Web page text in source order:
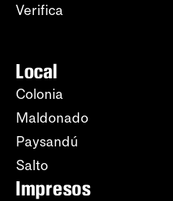
Verifica
Local
Colonia
Maldonado
Paysandú
Salto
Impresos